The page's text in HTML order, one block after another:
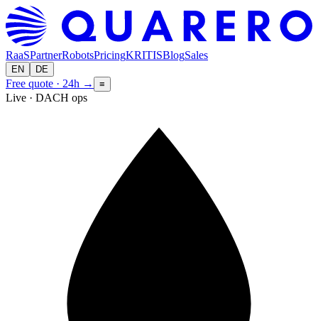
RaaSPartnerRobotsPricingKRITISBlogSales
EN DE
Free quote · 24h → ≡
Live · DACH ops